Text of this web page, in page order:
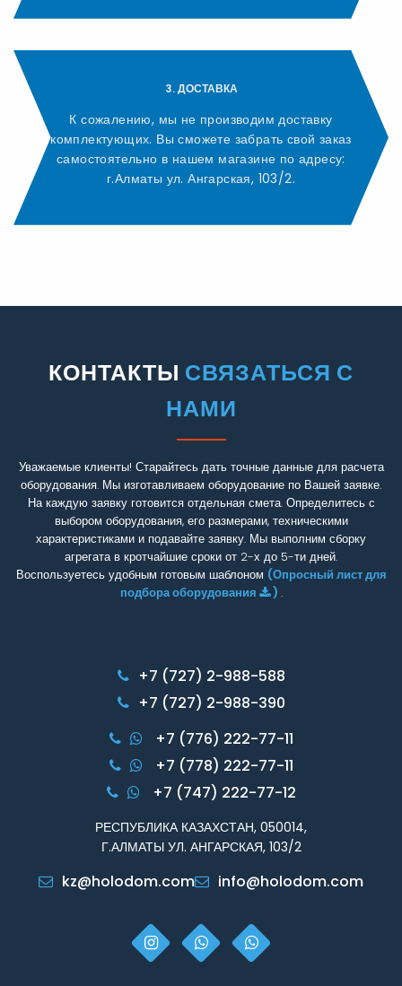
3. ДОСТАВКА
К сожалению, мы не производим доставку
комплектующих. Вы сможете забрать свой заказ
самостоятельно в нашем магазине по адресу:
г.Алматы ул. Ангарская, 103/2.
КОНТАКТЫ СВЯЗАТЬСЯ С
НАМИ
Уважаемые клиенты! Старайтесь дать точные данные для расчета
оборудования. Мы изготавливаем оборудование по Вашей заявке.
На каждую заявку готовится отдельная смета. Определитесь с
выбором оборудования, его размерами, техническими
характеристиками и подавайте заявку. Мы выполним сборку
агрегата в кротчайшие сроки от 2-х до 5-ти дней.
Воспользуетесь удобным готовым шаблоном (Опросный лист для
подбора оборудования
) .
+7 (727) 2-988-588
+7 (727) 2-988-390
+7 (776) 222-77-11
+7 (778) 222-77-11
+7 (747) 222-77-12
РЕСПУБЛИКА КАЗАХСТАН, 050014,
Г.АЛМАТЫ УЛ. АНГАРСКАЯ, 103/2
kz@holodom.com info@holodom.com